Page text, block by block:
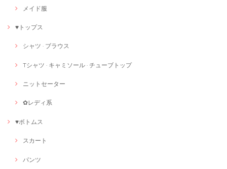
メイド服
♥トップス
シャツ · ブラウス
Tシャツ · キャミソール · チューブトップ
ニットセーター
✿レディ系
♥ボトムス
スカート
パンツ